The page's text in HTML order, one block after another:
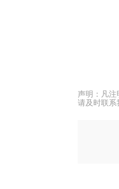
声明：凡注
请及时联系